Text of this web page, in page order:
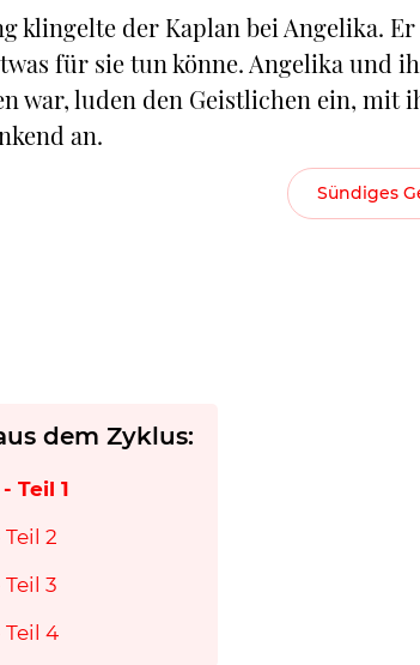
klingelte der Kaplan bei Angelika.
für sie tun könne. Angelika und
war, luden den Geistlichen ein, mit
an.
Sündiges
dem Zyklus:
Teil 1
2
3
4